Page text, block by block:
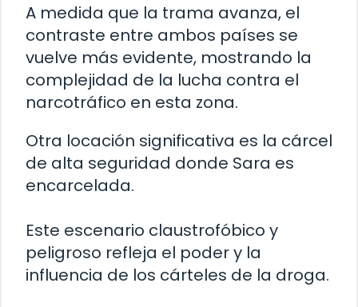
A medida que la trama avanza, el
contraste entre ambos países se
vuelve más evidente, mostrando la
complejidad de la lucha contra el
narcotráfico en esta zona.
Otra locación significativa es la cárcel
de alta seguridad donde Sara es
encarcelada.
Este escenario claustrofóbico y
peligroso refleja el poder y la
influencia de los cárteles de la droga.